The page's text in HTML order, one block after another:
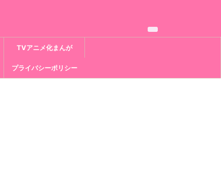
TVアニメ化まんが
プライバシーポリシー